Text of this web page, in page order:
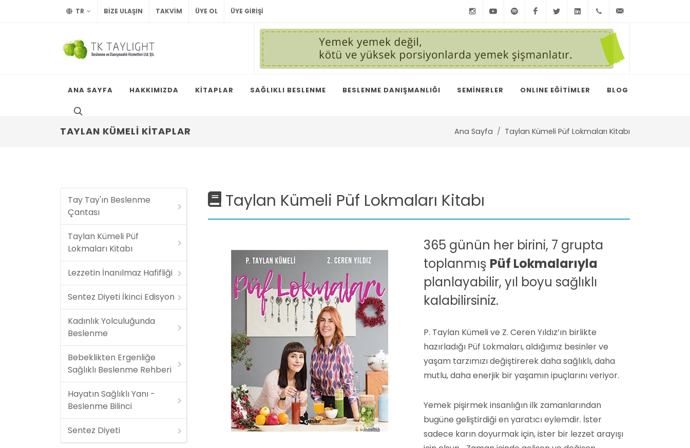
TR BİZE ULAŞIN TAKVİM ÜYE OL ÜYE GIRIŞI InstagramYoutubeSpotify FacebookTwitter LinkedIn+90
212
291
ANA SAYFA HAKKIMIZDA KİTAPLAR SAĞLIKLI BESLENME BESLENME DANIŞMANLIĞI SEMİNERLER ONLINE EĞİTİMLER BLOG
TAYLAN KÜMELİ KİTAPLAR Ana Sayfa Taylan Kümeli Püf Lokmaları Kitabı
Taylan Kümeli Püf Lokmaları Kitabı
365 günün her birini, 7 grupta
toplanmış Püf Lokmalarıyla
planlayabilir, yıl boyu sağlıklı
kalabilirsiniz.
P. Taylan Kümeli ve Z. Ceren Yıldız’ın birlikte
hazırladığı Püf Lokmaları, aldığımız besinler ve
yaşam tarzımızı değiştirerek daha sağlıklı, daha
mutlu, daha enerjik bir yaşamın ipuçlarını veriyor.
Yemek pişirmek insanlığın ilk zamanlarından
bugüne geliştirdiği en yaratıcı eylemdir. İster
sadece karın doyurmak için, ister bir lezzet arayışı
Tay Tay'ın Beslenme
Çantası
Taylan Kümeli Püf
Lokmaları Kitabı
Lezzetin İnanılmaz Hafifliği
Sentez Diyeti İkinci Edisyon
Kadınlık Yolculuğunda
Beslenme
Bebeklikten Ergenliğe
Sağlıklı Beslenme Rehberi
Hayatın Sağlıklı Yanı -
Beslenme Bilinci
Sentez Diyeti